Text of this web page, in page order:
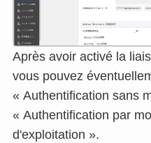
Après avoir activé la
vous pouvez
« Authentification sans
« Authentification par
d'exploitation ».